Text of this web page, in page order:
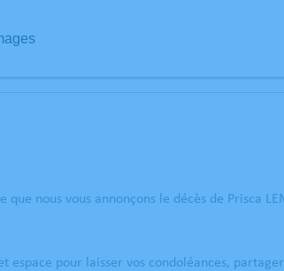
que nous vous annonçons le décès de Prisca
espace pour laisser vos condoléances,